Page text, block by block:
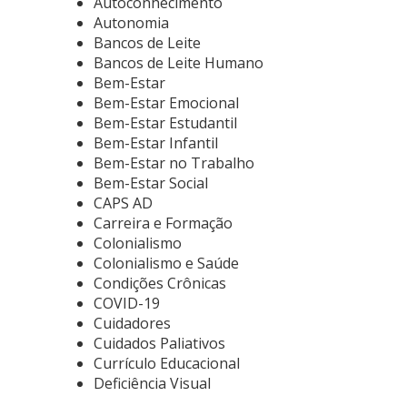
Autonomia
Bancos de Leite
Bancos de Leite Humano
Bem-Estar
Bem-Estar Emocional
Bem-Estar Estudantil
Bem-Estar Infantil
Bem-Estar no Trabalho
Bem-Estar Social
CAPS AD
Carreira e Formação
Colonialismo
Colonialismo e Saúde
Condições Crônicas
COVID-19
Cuidadores
Cuidados Paliativos
Currículo Educacional
Deficiência Visual